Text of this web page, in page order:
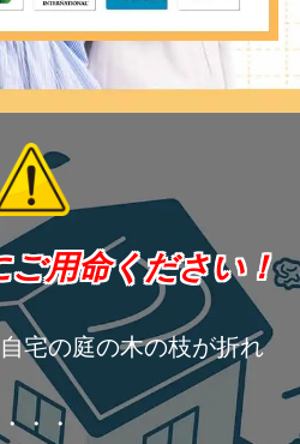
ご用命ください！
宅の庭の木の枝が折れ
・・